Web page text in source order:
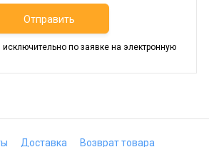
Отправить
по заявке на электронную
Доставка Возврат товара